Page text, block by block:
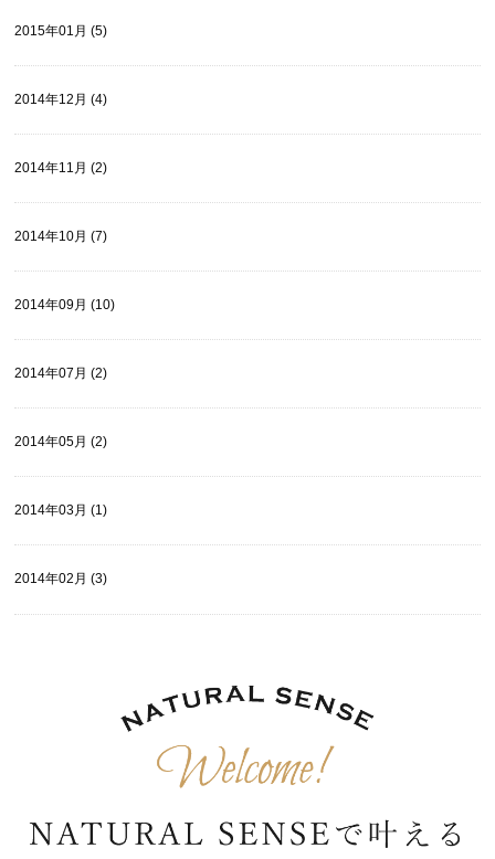
2015年01月 (5)
2014年12月 (4)
2014年11月 (2)
2014年10月 (7)
2014年09月 (10)
2014年07月 (2)
2014年05月 (2)
2014年03月 (1)
2014年02月 (3)